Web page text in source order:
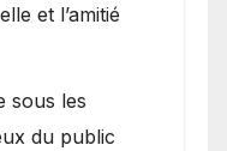
et l’amitié
sous les
du public